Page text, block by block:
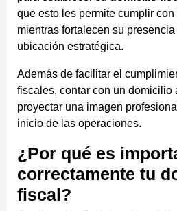
que esto les permite cumplir
mientras fortalecen su
ubicación estratégica.
Además de facilitar el
fiscales, contar con un domicilio
proyectar una imagen
inicio de las operaciones.
¿Por qué es
correctamente tu
fiscal?